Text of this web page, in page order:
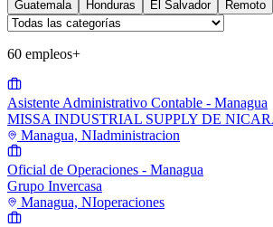
Guatemala
Honduras El Salvador Remoto
60 empleos+
Asistente Administrativo Contable - Managua
MISSA INDUSTRIAL SUPPLY DE
Managua, NIadministracion
Oficial de Operaciones - Managua
Grupo Invercasa
Managua, NIoperaciones